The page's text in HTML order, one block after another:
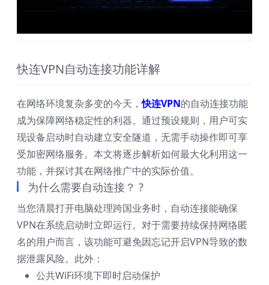
快连VPN自动连接功能详解
在网络环境复杂多变的今天，快连VPN的自动连接功能
成为保障网络稳定性的利器。通过预设规则，用户可实
现设备启动时自动建立安全隧道，无需手动操作即可享
受加密网络服务。本文将逐步解析如何最大化利用这一
功能，并探讨其在网络推广中的实际价值。
为什么需要自动连接？ ?
当您清晨打开电脑处理跨国业务时，自动连接能确保
VPN在系统启动时立即运行。对于需要持续保持网络匿
名的用户而言，该功能可避免因忘记开启VPN导致的数
据泄露风险。此外：
公共WiFi环境下即时启动保护